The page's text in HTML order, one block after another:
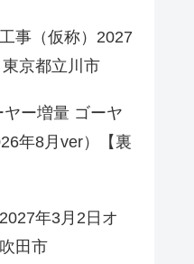
事（仮称）2027
京都立川市
ー増量 ゴーヤ
年8月ver）【裏
年3月2日オ
田市